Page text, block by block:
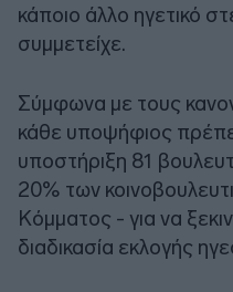
κάποιο άλλο ηγετικό
συμμετείχε.
Σύμφωνα με τους
κάθε υποψήφιος
υποστήριξη 81
20% των
Κόμματος - για να
διαδικασία εκλογής